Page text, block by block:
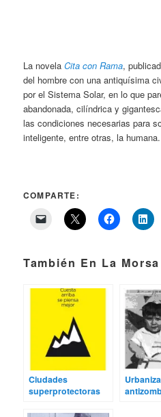
La novelaCita con Rama,
del hombre con una antiquísima
por el Sistema Solar, en lo que
abandonada, cilíndrica y
las condiciones necesarias para
inteligente, entre otras, la humana.
COMPARTE:
También En La
Ciudades
superprotectoras